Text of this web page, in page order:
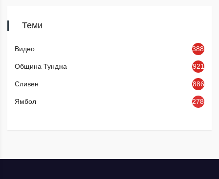
Теми
Видео 3886
Община Тунджа 921
Сливен 886
Ямбол 2784